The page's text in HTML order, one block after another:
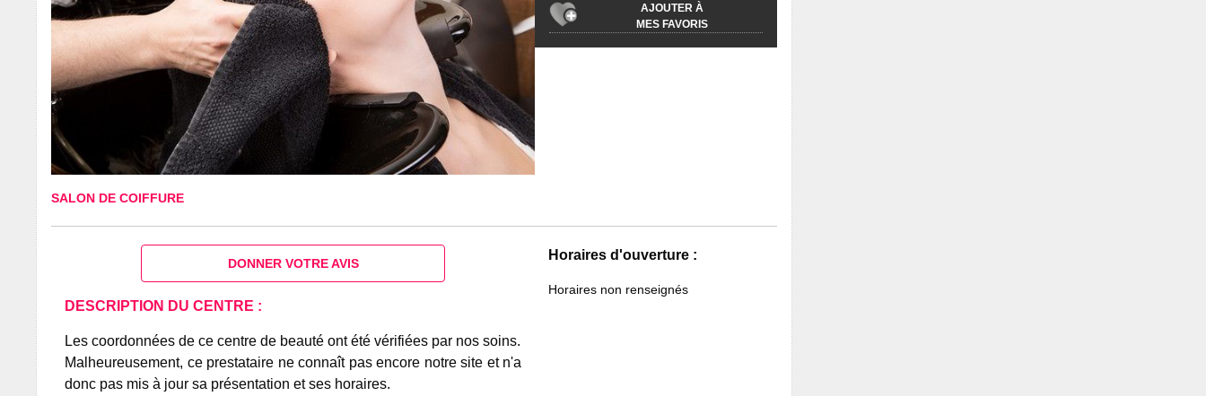
AJOUTER À
MES FAVORIS
SALON DE COIFFURE
Horaires d'ouverture :
Horaires non renseignés
DONNER VOTRE AVIS
DESCRIPTION DU CENTRE :
Les coordonnées de ce centre de beauté ont été vérifiées par nos soins.
Malheureusement, ce prestataire ne connaît pas encore notre site et n'a
donc pas mis à jour sa présentation et ses horaires.